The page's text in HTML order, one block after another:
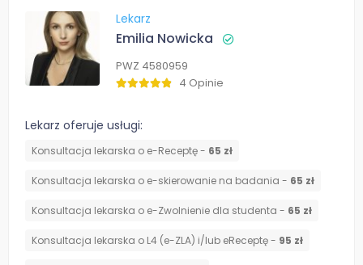
Lekarz
Emilia Nowicka
PWZ 4580959
4 Opinie
Lekarz oferuje usługi:
Konsultacja lekarska o e-Receptę - 65 zł
Konsultacja lekarska o e-skierowanie na badania - 65 zł
Konsultacja lekarska o e-Zwolnienie dla studenta - 65 zł
Konsultacja lekarska o L4 (e-ZLA) i/lub eReceptę - 95 zł